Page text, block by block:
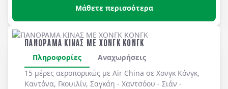
Μάθετε περισσότερα
ΠΑΝΟΡΑΜΑ ΚΙΝΑΣ ΜΕ ΧΟΝΓΚ ΚΟΝΓΚ
Πληροφορίες
Αναχωρήσεις
15 μέρες αεροπορικώς με Air China σε Χονγκ Κόνγκ,
Καντόνα, Γκουιλίν, Σαγκάη - Χαντσόου - Σιάν -